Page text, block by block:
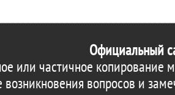
Официальный
или частичное копирование
возникновения вопросов и